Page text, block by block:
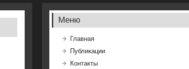
Меню
Главная
Публикации
Контакты